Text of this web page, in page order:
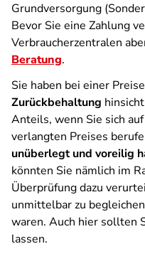
Grundversorgung
Bevor Sie eine Zahlung
Verbraucherzentralen
Beratung.
Sie haben bei einer
Zurückbehaltung
Anteils, wenn Sie sich
verlangten Preises
unüberlegt und voreilig
könnten Sie nämlich im
Überprüfung dazu
unmittelbar zu
waren. Auch hier sollten
lassen.